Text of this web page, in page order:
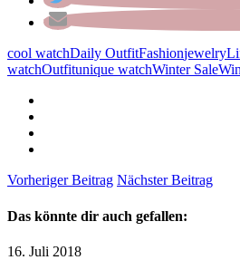
cool watchDaily OutfitFashionjewelry
watchOutfitunique watchWinter Sale
Vorheriger Beitrag Nächster Beitrag
Das könnte dir auch gefallen:
16. Juli 2018